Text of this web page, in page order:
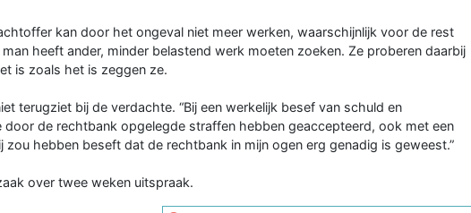
kan door het ongeval niet meer werken, waarschijnlijk voor de rest
heeft ander, minder belastend werk moeten zoeken. Ze proberen daarbij
is zoals het is zeggen ze.
terugziet bij de verdachte. “Bij een werkelijk besef van schuld en
de rechtbank opgelegde straffen hebben geaccepteerd, ook met een
zou hebben beseft dat de rechtbank in mijn ogen erg genadig is geweest.”
over twee weken uitspraak.